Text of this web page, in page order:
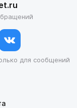
для сообщений